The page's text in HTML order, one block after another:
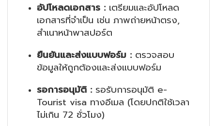
อัปโหลดเอกสาร :เตรียมและอัปโหลด
เอกสารที่จำเป็น เช่น ภาพถ่ายหน้าตรง,
สำเนาหน้าพาสปอร์ต
ยืนยันและส่งแบบฟอร์ม :ตรวจสอบ
ข้อมูลให้ถูกต้องและส่งแบบฟอร์ม
รอการอนุมัติ :รอรับการอนุมัติ e-
Tourist visa ทางอีเมล (โดยปกติใช้เวลา
ไม่เกิน 72 ชั่วโมง)